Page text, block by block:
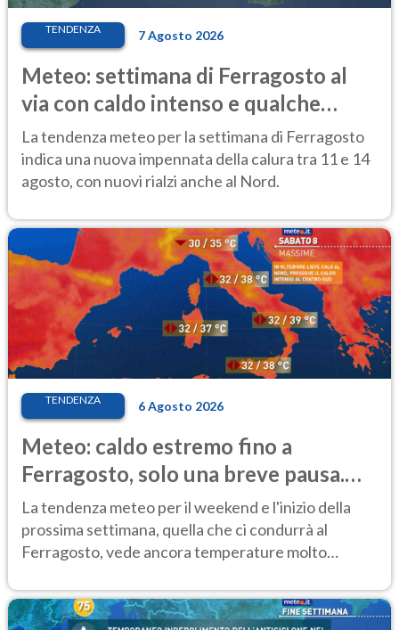
TENDENZA 7 Agosto 2026
Meteo: settimana di Ferragosto al
via con caldo intenso e qualche
temporale
La tendenza meteo per la settimana di Ferragosto
indica una nuova impennata della calura tra 11 e 14
agosto, con nuovi rialzi anche al Nord.
TENDENZA 6 Agosto 2026
Meteo: caldo estremo fino a
Ferragosto, solo una breve pausa.
Ecco dove
La tendenza meteo per il weekend e l'inizio della
prossima settimana, quella che ci condurrà al
Ferragosto, vede ancora temperature molto